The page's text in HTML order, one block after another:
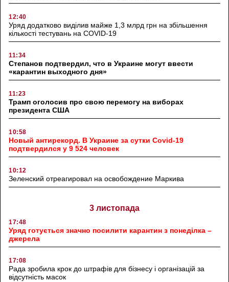
12:40
Уряд додатково виділив майже 1,3 млрд грн на збільшення
кількості тестувань на COVID-19
11:34
Степанов подтвердил, что в Украине могут ввести
«карантин выходного дня»
11:23
Трамп оголосив про свою перемогу на виборах
президента США
10:58
Новый антирекорд. В Украине за сутки Covid-19
подтвердился у 9 524 человек
10:12
Зеленский отреагировал на освобождение Маркива
3 листопада
17:48
Уряд готується значно посилити карантин з понеділка –
джерела
17:08
Рада зробила крок до штрафів для бізнесу і організацій за
відсутність масок